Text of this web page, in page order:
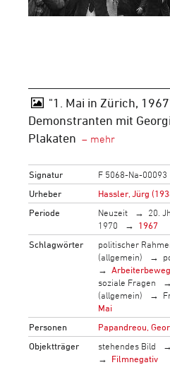
"1. Mai in Zürich,
Demonstranten mit
Plakaten
Signatur
F 5068-Na-00093
Urheber
Hassler, Jürg
Periode
Neuzeit 20. Jh.
1970
1967
Schlagwörter
politischer
(allgemein)
soziale Fragen
(allgemein)
Mai
Personen
Papandreou,
Objektträger
stehendes Bild
Filmnegativ